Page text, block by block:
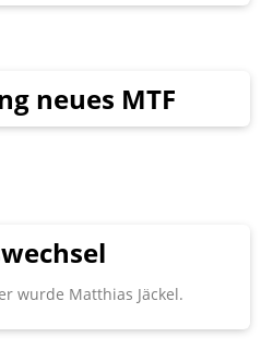
neues MTF
wurde Matthias Jäckel.